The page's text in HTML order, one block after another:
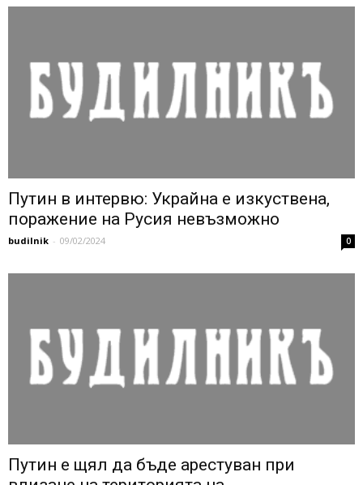
Путин в интервю: Украйна е изкуствена,
поражение на Русия невъзможно
budilnik - 09/02/2024 0
Путин е щял да бъде арестуван при